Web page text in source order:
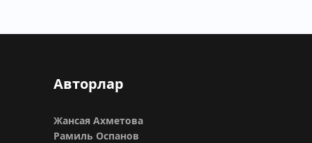
Авторлар
Жансая Ахметова
Рамиль Оспанов